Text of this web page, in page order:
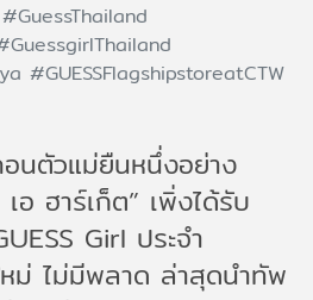
#GuessThailand
#GUESSFlagshipstoreatCTW
นตัวแม่ยืนหนึ่งอย่าง
อ ฮาร์เก็ต” เพิ่งได้รับ
Girl ประจำ
หม่ ไม่มีพลาด ล่าสุดนำทัพ